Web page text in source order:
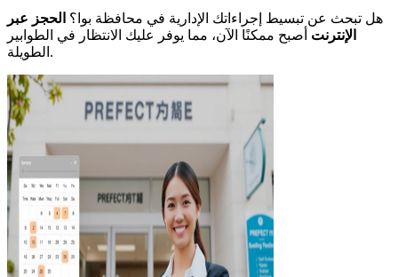
هل تبحث عن تبسيط إجراءاتك الإدارية في محافظة بوا؟ الحجز عبر
الإنترنت أصبح ممكنًا الآن، مما يوفر عليك الانتظار في الطوابير
الطويلة.